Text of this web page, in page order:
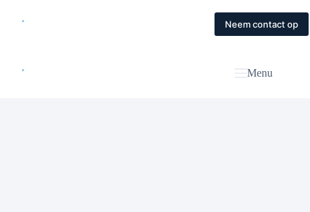
Contact
Neem contact op
Menu